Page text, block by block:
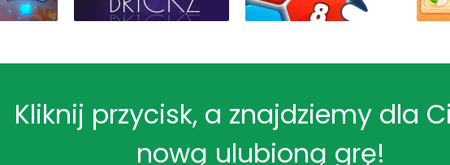
Kliknij przycisk, a znajdziemy dla
nową ulubioną grę!